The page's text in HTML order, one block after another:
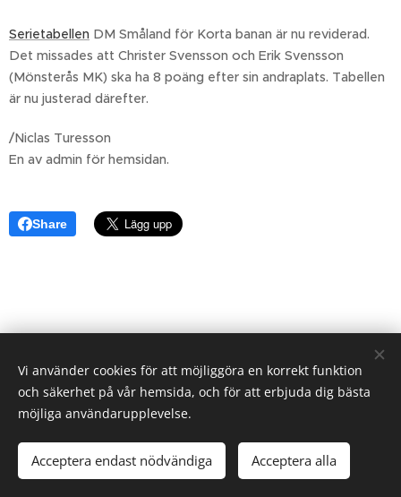
Serietabellen DM Småland för Korta banan är nu reviderad.
Det missades att Christer Svensson och Erik Svensson
(Mönsterås MK) ska ha 8 poäng efter sin andraplats. Tabellen
är nu justerad därefter.
/Niclas Turesson
En av admin för hemsidan.
Share
Webnode
Vi använder cookies för att möjliggöra en korrekt funktion
och säkerhet på vår hemsida, och för att erbjuda dig bästa
möjliga användarupplevelse.
Acceptera endast nödvändiga Acceptera alla